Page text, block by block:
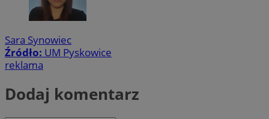
Sara Synowiec
Źródło: UM Pyskowice
reklama
Dodaj komentarz